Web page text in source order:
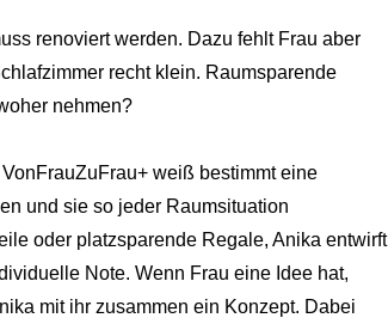
renoviert werden. Dazu fehlt Frau aber
recht klein. Raumsparende
nehmen?
weiß bestimmt eine
und sie so jeder Raumsituation
oder platzsparende Regale, Anika entwirft
Note. Wenn Frau eine Idee hat,
mit ihr zusammen ein Konzept. Dabei